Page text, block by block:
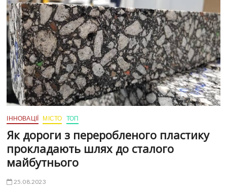
ІННОВАЦІЇ МІСТО ТОП
Як дороги з переробленого пластику
прокладають шлях до сталого
майбутнього
25.08.2023